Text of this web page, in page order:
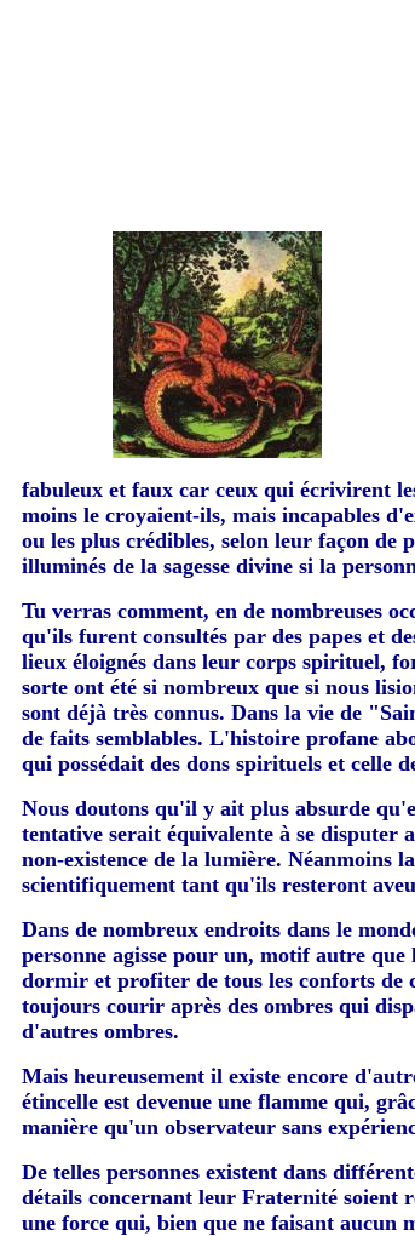
fabuleux et faux car ceux qui écrivirent
moins le croyaient-ils, mais incapables
ou les plus crédibles, selon leur façon de
illuminés de la sagesse divine si la
Tu verras comment, en de nombreuses
qu'ils furent consultés par des papes et
lieux éloignés dans leur corps spirituel,
sorte ont été si nombreux que si nous
sont déjà très connus. Dans la vie de
de faits semblables. L'histoire profane
qui possédait des dons spirituels et celle
Nous doutons qu'il y ait plus absurde
tentative serait équivalente à se disputer
non-existence de la lumière. Néanmoins
scientifiquement tant qu'ils resteront
Dans de nombreux endroits dans le
personne agisse pour un, motif autre
dormir et profiter de tous les conforts de
toujours courir après des ombres qui
d'autres ombres.
Mais heureusement il existe encore
étincelle est devenue une flamme qui,
manière qu'un observateur sans
De telles personnes existent dans
détails concernant leur Fraternité soient
une force qui, bien que ne faisant aucun